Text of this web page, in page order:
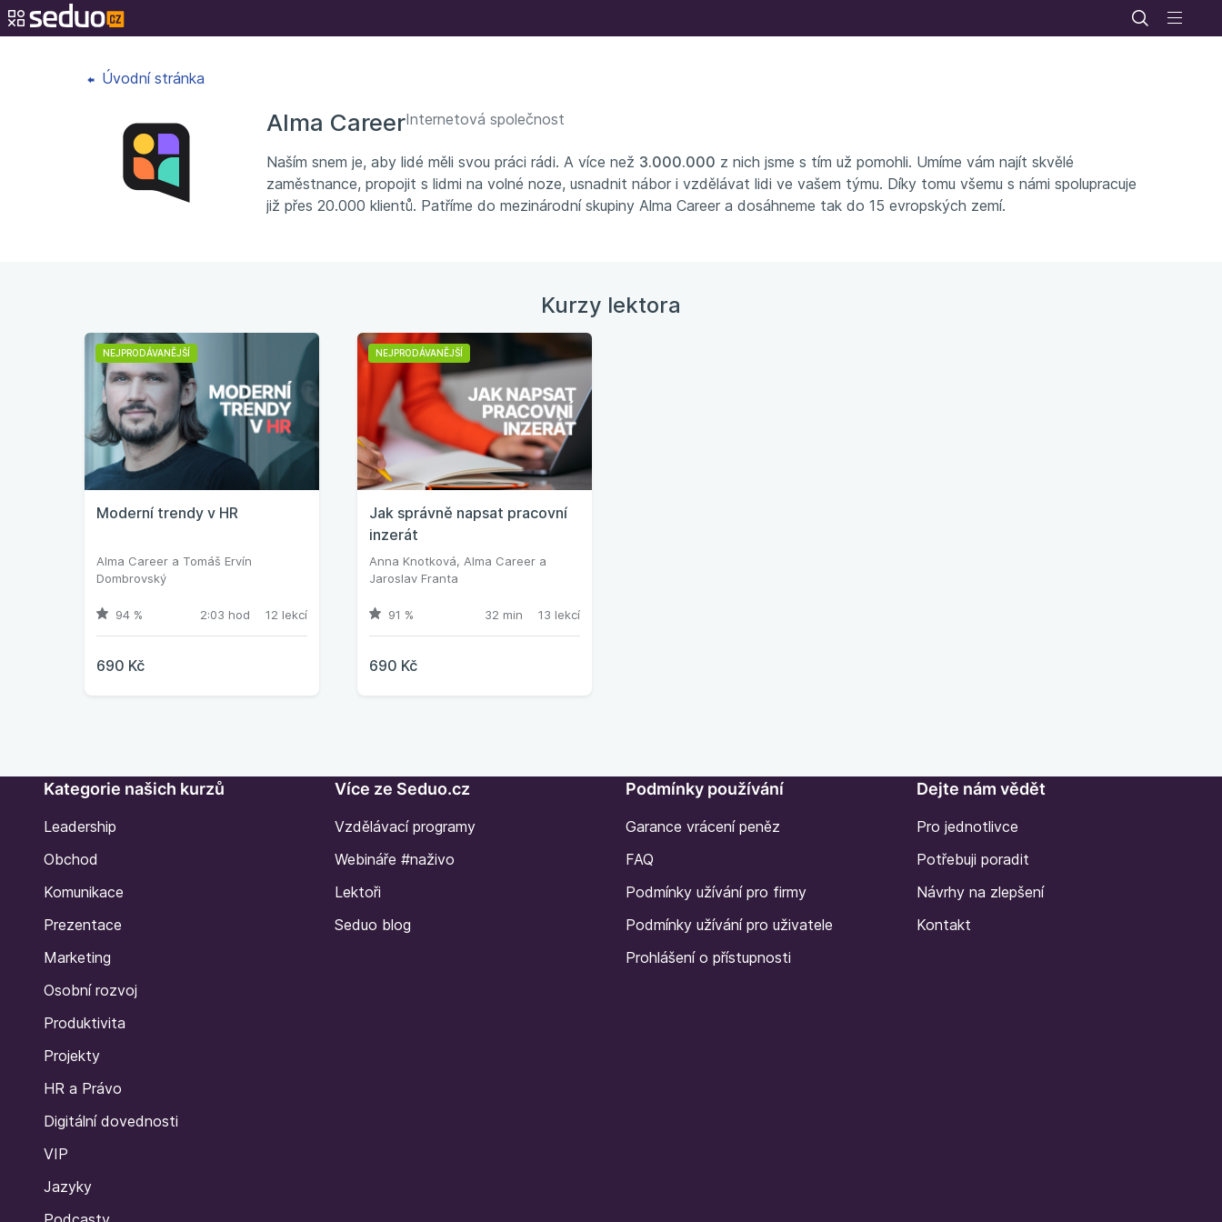
Úvodní stránka
Alma CareerInternetová společnost
Naším snem je, aby lidé měli svou práci rádi. A více než 3.000.000 z nich jsme s tím už pomohli. Umíme vám najít skvělé
zaměstnance, propojit s lidmi na volné noze, usnadnit nábor i vzdělávat lidi ve vašem týmu. Díky tomu všemu s námi spolupracuje
již přes 20.000 klientů. Patříme do mezinárodní skupiny Alma Career a dosáhneme tak do 15 evropských zemí.
Kurzy lektora
NEJPRODÁVANĚJŠÍ
Moderní trendy v HR
Alma Career a Tomáš Ervín
Dombrovský
94 % 2:03 hod 12 lekcí
690 Kč
NEJPRODÁVANĚJŠÍ
Jak správně napsat pracovní
inzerát
Anna Knotková, Alma Career a
Jaroslav Franta
91 % 32 min 13 lekcí
690 Kč
Kategorie našich kurzů
Leadership
Obchod
Komunikace
Prezentace
Marketing
Osobní rozvoj
Produktivita
Projekty
HR a Právo
Digitální dovednosti
VIP
Jazyky
Více ze Seduo.cz
Vzdělávací programy
Webináře #naživo
Lektoři
Seduo blog
Podmínky používání
Garance vrácení peněz
FAQ
Podmínky užívání pro firmy
Podmínky užívání pro uživatele
Prohlášení o přístupnosti
Dejte nám vědět
Pro jednotlivce
Potřebuji poradit
Návrhy na zlepšení
Kontakt